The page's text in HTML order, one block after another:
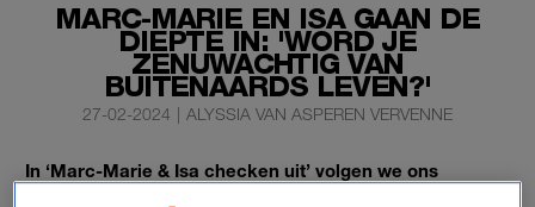
MARC-MARIE EN ISA GAAN DE
DIEPTE IN: 'WORD JE
ZENUWACHTIG VAN
BUITENAARDS LEVEN?'
27-02-2024 | ALYSSIA VAN ASPEREN VERVENNE
In ‘Marc-Marie & Isa checken uit’ volgen we ons